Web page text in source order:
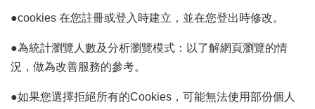
政
資
訊
開
●cookies 在您註冊或登入時建立，並在您登出時修改。
●為統計瀏覽人數及分析瀏覽模式：以了解網頁瀏覽的情
況，做為改善服務的參考。
●如果您選擇拒絕所有的Cookies，可能無法使用部份個人